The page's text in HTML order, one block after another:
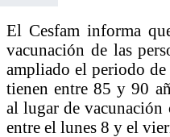
El Cesfam informa
vacunación de las
ampliado el periodo
tienen entre 85 y 90
al lugar de vacunación
entre el lunes 8 y el